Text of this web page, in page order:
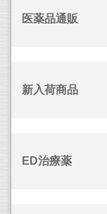
医薬品通販
新入荷商品
ED治療薬